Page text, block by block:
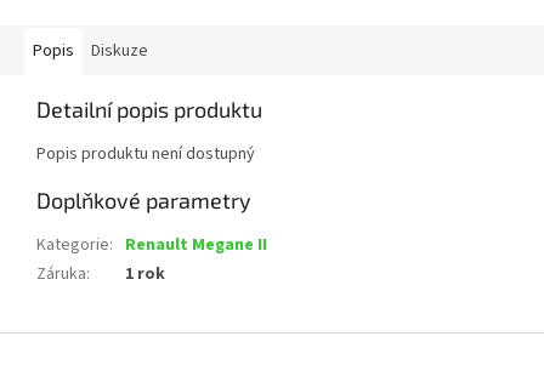
Popis Diskuze
Detailní popis produktu
Popis produktu není dostupný
Doplňkové parametry
Kategorie: Renault Megane II
Záruka: 1 rok